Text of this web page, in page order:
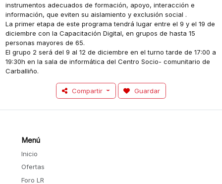
instrumentos adecuados de formación, apoyo, interacción e
información, que eviten su aislamiento y exclusión social .
La primer etapa de este programa tendrá lugar entre el 9 y el 19 de
diciembre con la Capacitación Digital, en grupos de hasta 15
personas mayores de 65.
El grupo 2 será del 9 al 12 de diciembre en el turno tarde de 17:00 a
19:30h en la sala de informática del Centro Socio- comunitario de
Carballiño.
Compartir Guardar
Menú
Inicio
Ofertas
Foro LR